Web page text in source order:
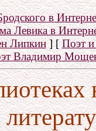
в
Левика в
Липкин] [ Поэт и
Владимир